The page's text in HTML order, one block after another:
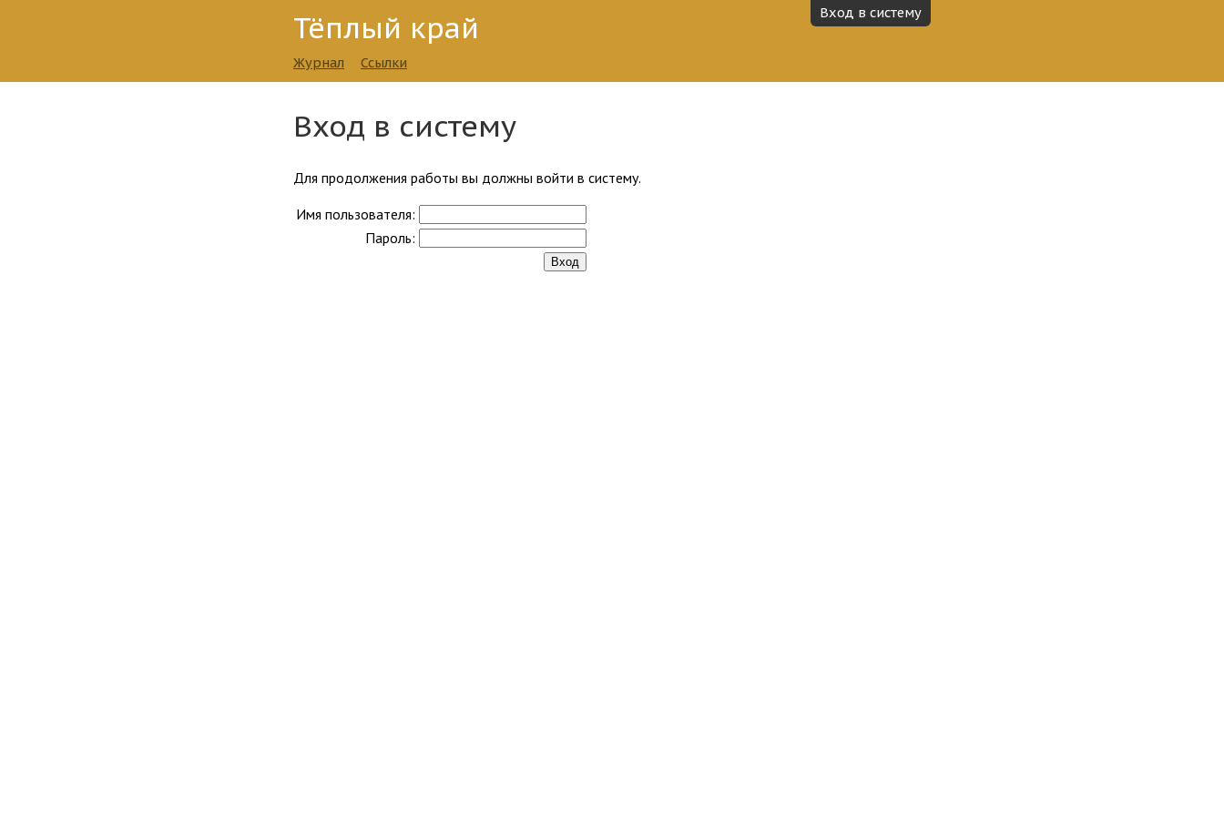
Тёплый край
Журнал Ссылки
Вход в систему
Для продолжения работы вы должны войти в систему.
Имя пользователя:
Пароль:
Вход в систему